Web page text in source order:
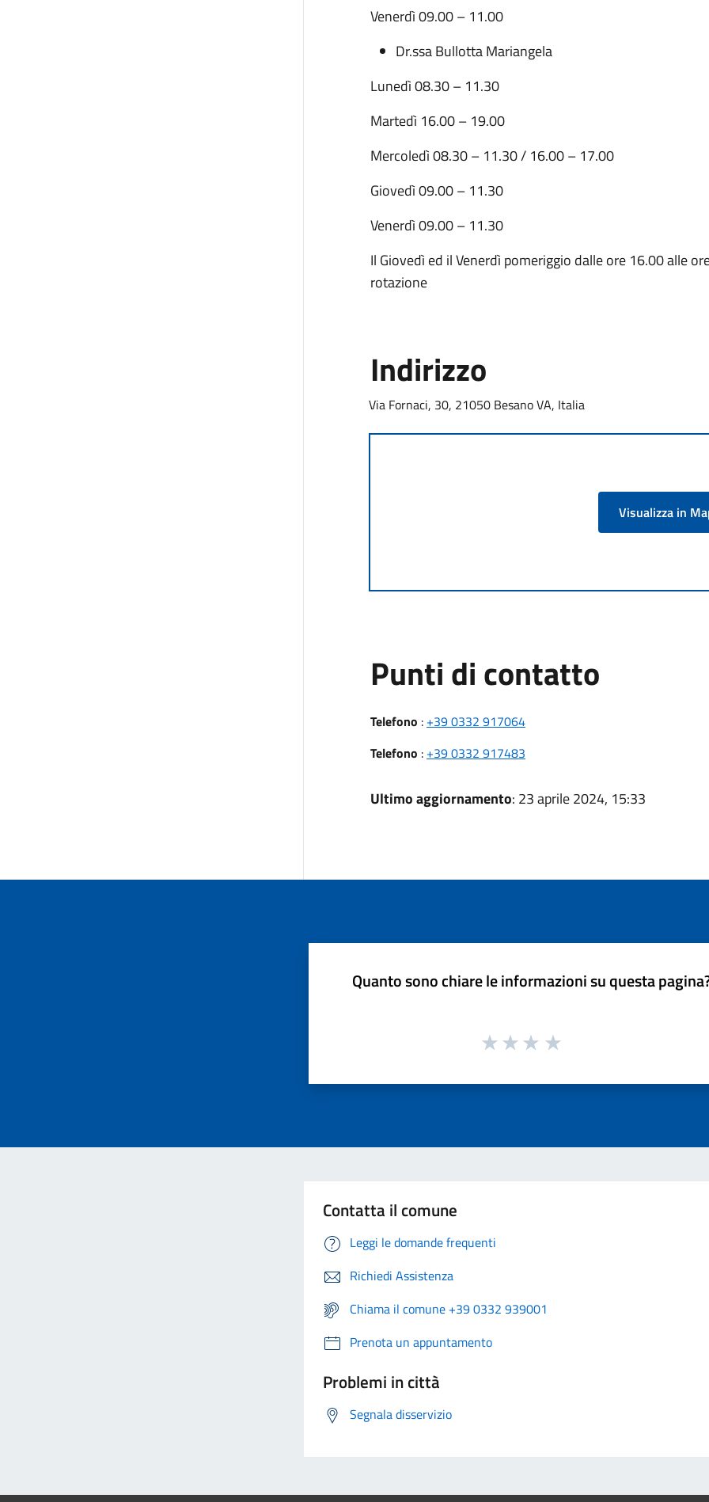
Venerdì 09.00 – 11.00
Dr.ssa Bullotta Mariangela
Lunedì 08.30 – 11.30
Martedì 16.00 – 19.00
Mercoledì 08.30 – 11.30 / 16.00 – 17.00
Giovedì 09.00 – 11.30
Venerdì 09.00 – 11.30
Il Giovedì ed il Venerdì pomeriggio dalle ore 16.00 alle
rotazione
Indirizzo
Via Fornaci, 30, 21050 Besano VA, Italia
Visualizza in
Punti di contatto
Telefono : +39 0332 917064
Telefono : +39 0332 917483
Ultimo aggiornamento: 23 aprile 2024, 15:33
Quanto sono chiare le informazioni su questa
Contatta il comune
Leggi le domande frequenti
Richiedi Assistenza
Chiama il comune +39 0332 939001
Prenota un appuntamento
Problemi in città
Segnala disservizio